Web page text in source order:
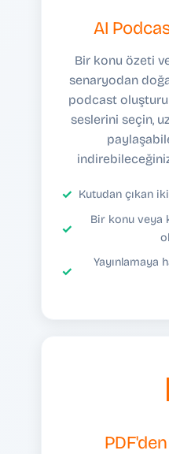
AI
Bir konu özeti
senaryodan
podcast
seslerini seçin,
Kutudan çıkan
Bir konu veya
Yayınlamaya